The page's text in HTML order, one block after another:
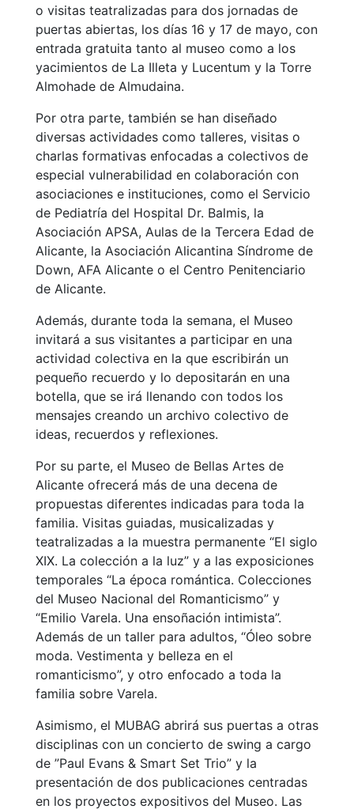
o visitas teatralizadas para dos jornadas de
puertas abiertas, los días 16 y 17 de mayo, con
entrada gratuita tanto al museo como a los
yacimientos de La Illeta y Lucentum y la Torre
Almohade de Almudaina.
Por otra parte, también se han diseñado
diversas actividades como talleres, visitas o
charlas formativas enfocadas a colectivos de
especial vulnerabilidad en colaboración con
asociaciones e instituciones, como el Servicio
de Pediatría del Hospital Dr. Balmis, la
Asociación APSA, Aulas de la Tercera Edad de
Alicante, la Asociación Alicantina Síndrome de
Down, AFA Alicante o el Centro Penitenciario
de Alicante.
Además, durante toda la semana, el Museo
invitará a sus visitantes a participar en una
actividad colectiva en la que escribirán un
pequeño recuerdo y lo depositarán en una
botella, que se irá llenando con todos los
mensajes creando un archivo colectivo de
ideas, recuerdos y reflexiones.
Por su parte, el Museo de Bellas Artes de
Alicante ofrecerá más de una decena de
propuestas diferentes indicadas para toda la
familia. Visitas guiadas, musicalizadas y
teatralizadas a la muestra permanente “El siglo
XIX. La colección a la luz” y a las exposiciones
temporales “La época romántica. Colecciones
del Museo Nacional del Romanticismo” y
“Emilio Varela. Una ensoñación intimista”.
Además de un taller para adultos, “Óleo sobre
moda. Vestimenta y belleza en el
romanticismo”, y otro enfocado a toda la
familia sobre Varela.
Asimismo, el MUBAG abrirá sus puertas a otras
disciplinas con un concierto de swing a cargo
de ”Paul Evans & Smart Set Trio” y la
presentación de dos publicaciones centradas
en los proyectos expositivos del Museo. Las